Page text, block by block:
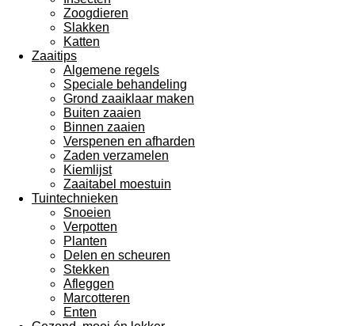
Zoogdieren
Slakken
Katten
Zaaitips
Algemene regels
Speciale behandeling
Grond zaaiklaar maken
Buiten zaaien
Binnen zaaien
Verspenen en afharden
Zaden verzamelen
Kiemlijst
Zaaitabel moestuin
Tuintechnieken
Snoeien
Verpotten
Planten
Delen en scheuren
Stekken
Afleggen
Marcotteren
Enten